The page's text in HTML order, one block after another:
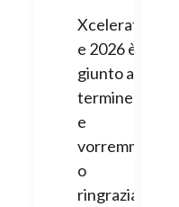
Xcelerat
e 2026 è
giunto al
termine
e
vorremm
o
ringrazia